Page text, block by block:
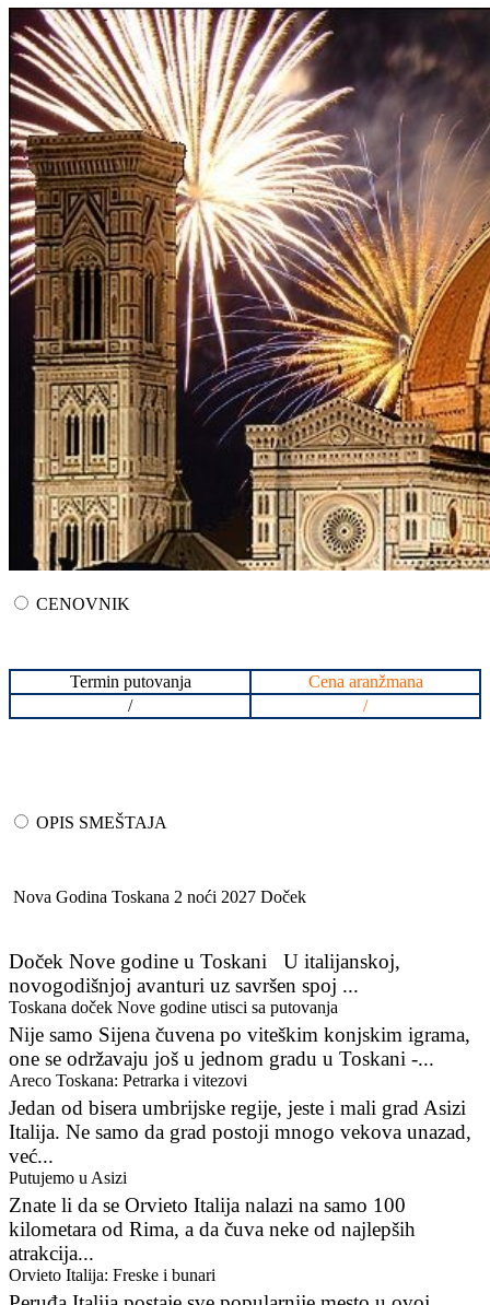
CENOVNIK
Termin putovanja
Cena aranžmana
/
/
OPIS SMEŠTAJA
Nova Godina Toskana 2 noći 2027 Doček
Doček Nove godine u Toskani U italijanskoj,
novogodišnjoj avanturi uz savršen spoj ...
Toskana doček Nove godine utisci sa putovanja
Nije samo Sijena čuvena po viteškim konjskim igrama,
one se održavaju još u jednom gradu u Toskani -...
Areco Toskana: Petrarka i vitezovi
Jedan od bisera umbrijske regije, jeste i mali grad Asizi
Italija. Ne samo da grad postoji mnogo vekova unazad,
već...
Putujemo u Asizi
Znate li da se Orvieto Italija nalazi na samo 100
kilometara od Rima, a da čuva neke od najlepših
atrakcija...
Orvieto Italija: Freske i bunari